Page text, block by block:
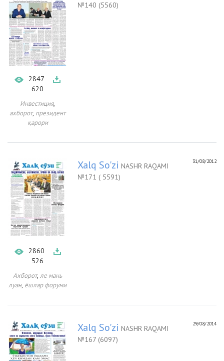
2847
620
Инвестиция,
ахборот, президент
қарори
№140 (5560)
2860
526
Ахборот, ле мань
луан, ёшлар форуми
31/08/2012
Xalq So'zi NASHR RAQAMI
№171 ( 5591)
29/08/2014
Xalq So'zi NASHR RAQAMI
№167 (6097)